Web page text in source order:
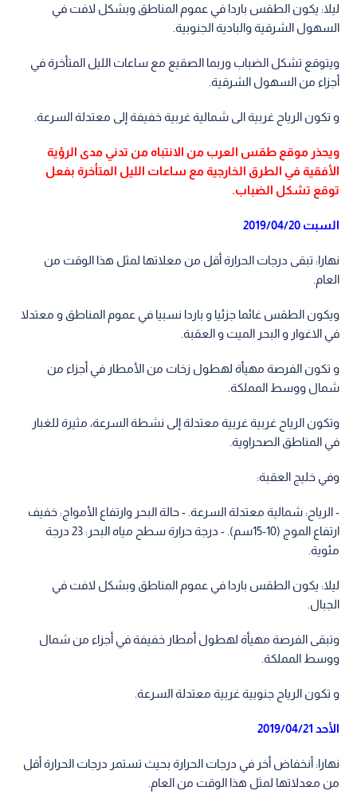
ليلا: يكون الطقس باردا في عموم المناطق وبشكل لافت في
السهول الشرقية والبادية الجنوبية.
ويتوقع تشكل الضباب وربما الصقيع مع ساعات الليل المتأخرة في
أجزاء من السهول الشرقية.
و تكون الرياح غربية الى شمالية غربية خفيفة إلى معتدلة السرعة.
ويحذر موقع طقس العرب من الانتباه من تدني مدى الرؤية
الأفقية في الطرق الخارجية مع ساعات الليل المتأخرة بفعل
توقع تشكل الضباب.
السبت 2019/04/20
نهارا: تبقى درجات الحرارة أقل من معلاتها لمثل هذا الوقت من
العام.
ويكون الطقس غائما جزئيا و باردا نسبيا في عموم المناطق و معتدلا
في الاغوار و البحر الميت و العقبة.
و تكون الفرصة مهيأة لهطول زخات من الأمطار في أجزاء من
شمال ووسط المملكة.
وتكون الرياح غربية غربية معتدلة إلى نشطة السرعة، مثيرة للغبار
في المناطق الصحراوية.
وفي خليج العقبة:
- الرياح: شمالية معتدلة السرعة. - حالة البحر وارتفاع الأمواج: خفيف
ارتفاع الموج (10-15سم). - درجة حرارة سطح مياه البحر: 23 درجة
مئوية.
ليلا: يكون الطقس باردا في عموم المناطق وبشكل لافت في
الجبال.
وتبقى الفرصة مهيأة لهطول أمطار خفيفة في أجزاء من شمال
ووسط المملكة.
و تكون الرياح جنوبية غربية معتدلة السرعة.
الأحد 2019/04/21
نهارا: أنخفاض أخر في درجات الحرارة بحيث تستمر درجات الحرارة أقل
من معدلاتها لمثل هذا الوقت من العام.